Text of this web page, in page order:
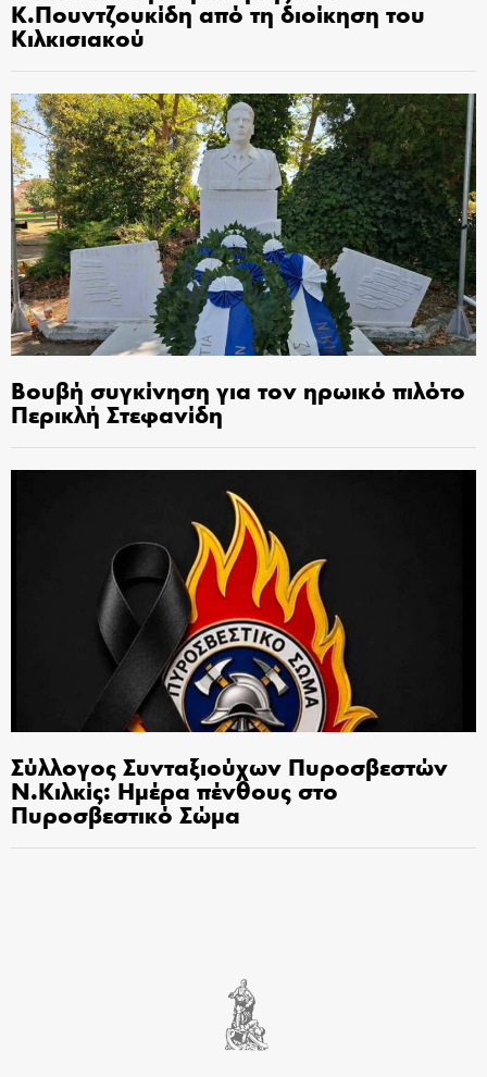
Κ.Πουντζουκίδη από τη διοίκηση του
Κιλκισιακού
Βουβή συγκίνηση για τον ηρωικό πιλότο
Περικλή Στεφανίδη
Σύλλογος Συνταξιούχων Πυροσβεστών
Ν.Κιλκίς: Ημέρα πένθους στο
Πυροσβεστικό Σώμα